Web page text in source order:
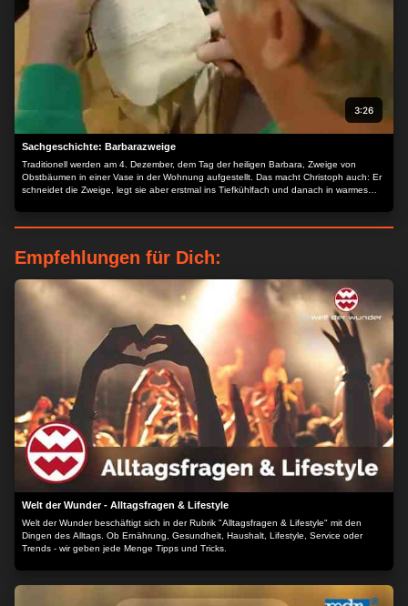
3:26
Sachgeschichte: Barbarazweige
Traditionell werden am 4. Dezember, dem Tag der heiligen Barbara, Zweige von
Obstbäumen in einer Vase in der Wohnung aufgestellt. Das macht Christoph auch: Er
schneidet die Zweige, legt sie aber erstmal ins Tiefkühlfach und danach in warmes
Empfehlungen für Dich:
Welt der Wunder - Alltagsfragen & Lifestyle
Welt der Wunder beschäftigt sich in der Rubrik "Alltagsfragen & Lifestyle" mit den
Dingen des Alltags. Ob Ernährung, Gesundheit, Haushalt, Lifestyle, Service oder
Trends - wir geben jede Menge Tipps und Tricks.